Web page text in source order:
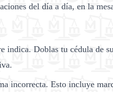
del día a día, en la
indica. Doblas tu cédula de
incorrecta. Esto incluye